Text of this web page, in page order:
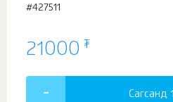
#427511
21000 ₮
Сагсанд 1